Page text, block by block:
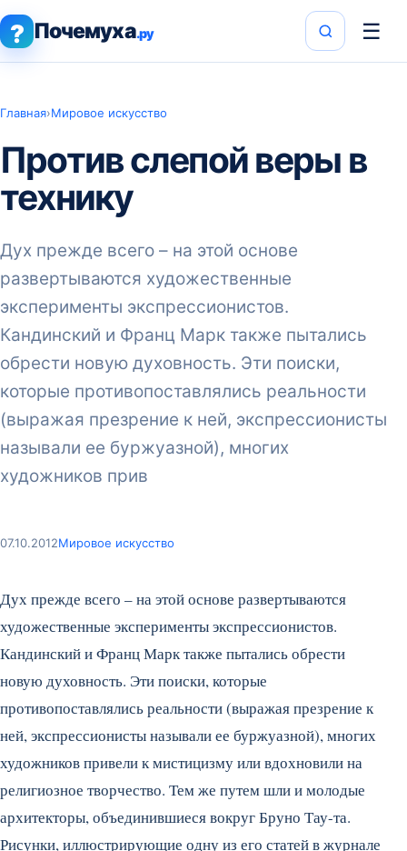
? Почемуха.ру ☰
Главная›Мировое искусство
Против слепой веры в
технику
Дух прежде всего – на этой основе
развертываются художественные
эксперименты экспрессионистов.
Кандинский и Франц Марк также пытались
обрести новую духовность. Эти поиски,
которые противопоставлялись реальности
(выражая презрение к ней, экспрессионисты
называли ее буржуазной), многих
художников прив
07.10.2012Мировое искусство
Дух прежде всего – на этой основе развертываются
художественные эксперименты экспрессионистов.
Кандинский и Франц Марк также пытались обрести
новую духовность. Эти поиски, которые
противопоставлялись реальности (выражая презрение к
ней, экспрессионисты называли ее буржуазной), многих
художников привели к мистицизму или вдохновили на
религиозное творчество. Тем же путем шли и молодые
архитекторы, объединившиеся вокруг Бруно Тау-та.
Рисунки, иллюстрирующие одну из его статей в журнале